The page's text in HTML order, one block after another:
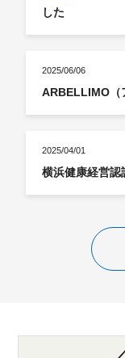
した
2025/06/06
ARBELLIMO（
2025/04/01
横浜健康経営